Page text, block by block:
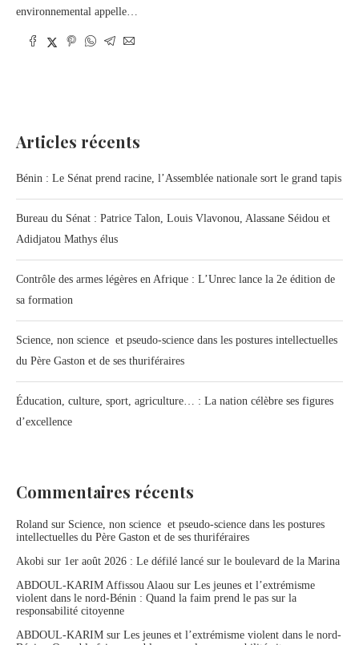
environnemental appelle…
Articles récents
Bénin : Le Sénat prend racine, l’Assemblée nationale sort le grand tapis
Bureau du Sénat : Patrice Talon, Louis Vlavonou, Alassane Séidou et
Adidjatou Mathys élus
Contrôle des armes légères en Afrique : L’Unrec lance la 2e édition de
sa formation
Science, non science et pseudo-science dans les postures intellectuelles
du Père Gaston et de ses thuriféraires
Éducation, culture, sport, agriculture… : La nation célèbre ses figures
d’excellence
Commentaires récents
Roland sur Science, non science et pseudo-science dans les postures
intellectuelles du Père Gaston et de ses thuriféraires
Akobi sur 1er août 2026 : Le défilé lancé sur le boulevard de la Marina
ABDOUL-KARIM Affissou Alaou sur Les jeunes et l’extrémisme
violent dans le nord-Bénin : Quand la faim prend le pas sur la
responsabilité citoyenne
ABDOUL-KARIM sur Les jeunes et l’extrémisme violent dans le nord-